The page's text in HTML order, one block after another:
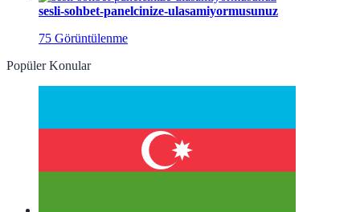
sesli-sohbet-panelcinize-ulasamiyormusunuz
75 Görüntülenme
Popüler Konular